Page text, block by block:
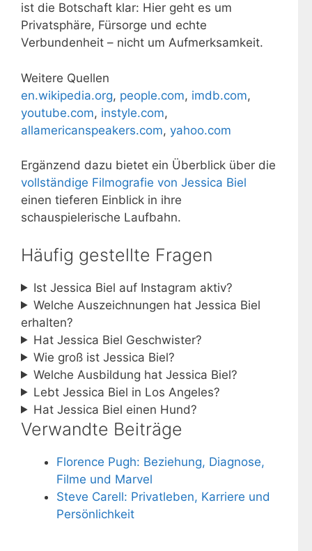
ist die Botschaft klar: Hier geht es um
Privatsphäre, Fürsorge und echte
Verbundenheit – nicht um Aufmerksamkeit.
Weitere Quellen
en.wikipedia.org, people.com, imdb.com,
youtube.com, instyle.com,
allamericanspeakers.com, yahoo.com
Ergänzend dazu bietet ein Überblick über die
vollständige Filmografie von Jessica Biel
einen tieferen Einblick in ihre
schauspielerische Laufbahn.
Häufig gestellte Fragen
Ist Jessica Biel auf Instagram aktiv?
Welche Auszeichnungen hat Jessica Biel
erhalten?
Hat Jessica Biel Geschwister?
Wie groß ist Jessica Biel?
Welche Ausbildung hat Jessica Biel?
Lebt Jessica Biel in Los Angeles?
Hat Jessica Biel einen Hund?
Verwandte Beiträge
Florence Pugh: Beziehung, Diagnose,
Filme und Marvel
Steve Carell: Privatleben, Karriere und
Persönlichkeit